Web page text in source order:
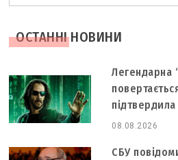
шукали
ОСТАННІ НОВИНИ
Легендарна
08.08.2026
СБУ